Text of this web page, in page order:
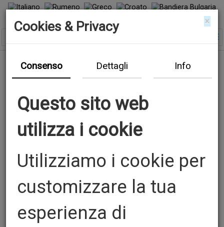
×
Cookies & Privacy
Consenso Dettagli Info
Questo sito web
utilizza i cookie
Utilizziamo i cookie per
customizzare la tua
esperienza di